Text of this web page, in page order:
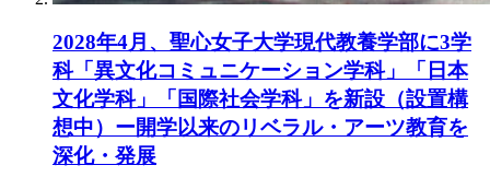
2028年4月、聖心女子大学現代教養学部に3学
科「異文化コミュニケーション学科」「日本
文化学科」「国際社会学科」を新設（設置構
想中）ー開学以来のリベラル・アーツ教育を
深化・発展